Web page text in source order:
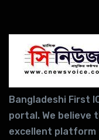
Bangladeshi First
portal. We believe
excellent platform